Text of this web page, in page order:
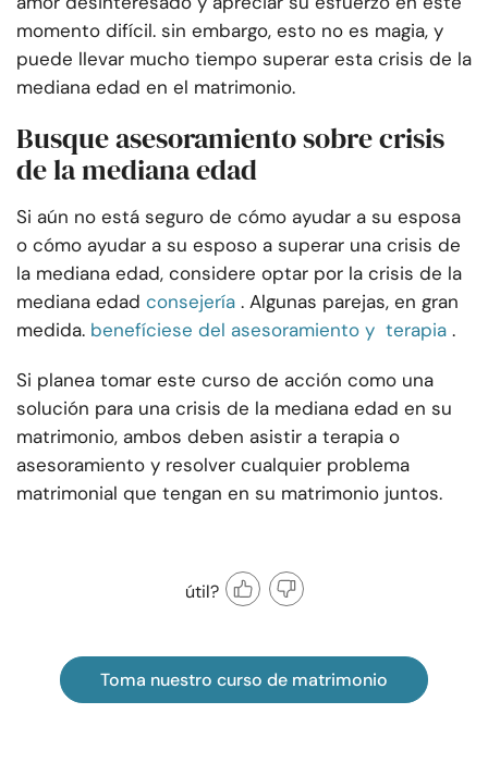
momento difícil. sin embargo, esto no es magia, y
puede llevar mucho tiempo superar esta crisis de la
mediana edad en el matrimonio.
Busque asesoramiento sobre crisis
de la mediana edad
Si aún no está seguro de cómo ayudar a su esposa
o cómo ayudar a su esposo a superar una crisis de
la mediana edad, considere optar por la crisis de la
mediana edad consejería . Algunas parejas, en gran
medida. benefíciese del asesoramiento y terapia .
Si planea tomar este curso de acción como una
solución para una crisis de la mediana edad en su
matrimonio, ambos deben asistir a terapia o
asesoramiento y resolver cualquier problema
matrimonial que tengan en su matrimonio juntos.
útil?
Toma nuestro curso de matrimonio